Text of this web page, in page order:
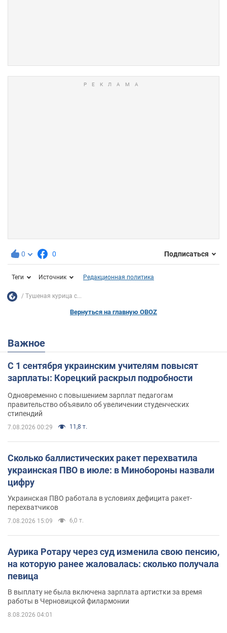
0 0 Подписаться
Теги Источник Редакционная политика
Тушеная курица с...
Вернуться на главную OBOZ
Важное
С 1 сентября украинским учителям повысят
зарплаты: Корецкий раскрыл подробности
Одновременно с повышением зарплат педагогам
правительство объявило об увеличении студенческих
стипендий
7.08.2026 00:29 11,8 т.
Сколько баллистических ракет перехватила
украинская ПВО в июле: в Минобороны назвали
цифру
Украинская ПВО работала в условиях дефицита ракет-
перехватчиков
7.08.2026 15:09 6,0 т.
Аурика Ротару через суд изменила свою пенсию,
на которую ранее жаловалась: сколько получала
певица
В выплату не была включена зарплата артистки за время
работы в Черновицкой филармонии
8.08.2026 04:01